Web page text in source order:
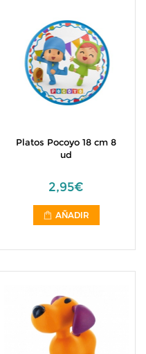
Platos Pocoyo 18 cm 8
ud
2,95€
AÑADIR